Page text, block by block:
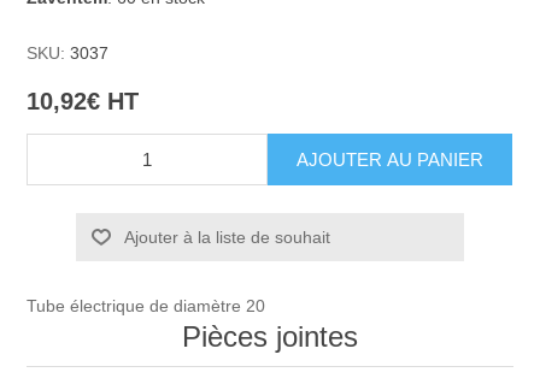
SKU: 3037
10,92€ HT
Ajouter à la liste de souhait
Tube électrique de diamètre 20
Pièces jointes